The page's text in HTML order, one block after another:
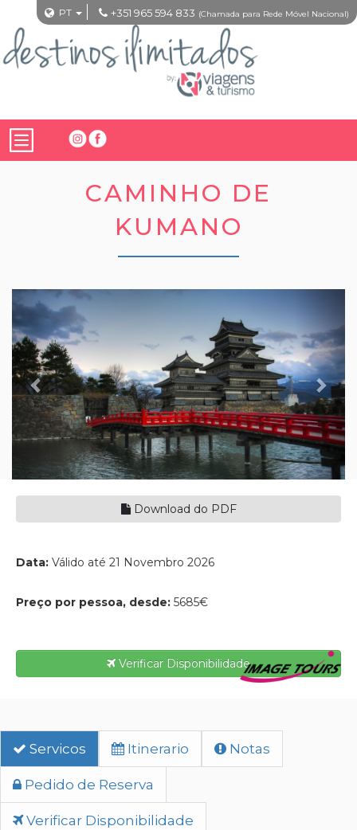
PT +351 965 594 833 (Chamada para Rede Móvel Nacional)
CAMINHO DE
KUMANO
Previous
Download do PDF
Data: Válido até 21 Novembro 2026
Preço por pessoa, desde: 5685€
Verificar Disponibilidade
Servicos Itinerario Notas
Pedido de Reserva
Verificar Disponibilidade